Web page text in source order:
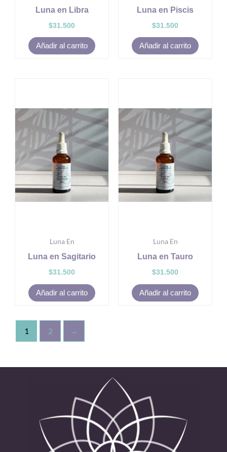
Luna en Libra
$31.500
Añadir al carrito
Luna en Piscis
$31.500
Añadir al carrito
Luna En
Luna en Sagitario
$31.500
Añadir al carrito
Luna En
Luna en Tauro
$31.500
Añadir al carrito
1 2 →